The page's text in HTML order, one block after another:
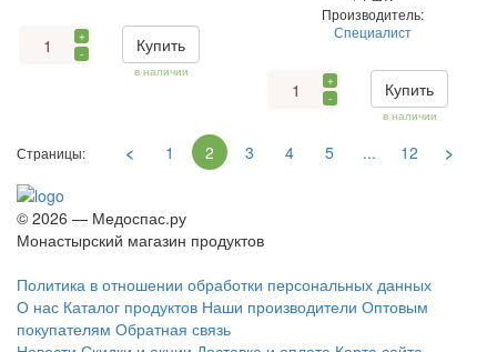
+
-
Купить
в наличии
Производитель:
Специалист
+
-
Купить
в наличии
Страницы: < 1 2 3 4 5 ... 12 >
© 2026 — Медоспас.ру
Монастырский магазин продуктов
Политика в отношении обработки персональных данных
О нас Каталог продуктов Наши производители Оптовым
покупателям Обратная связь